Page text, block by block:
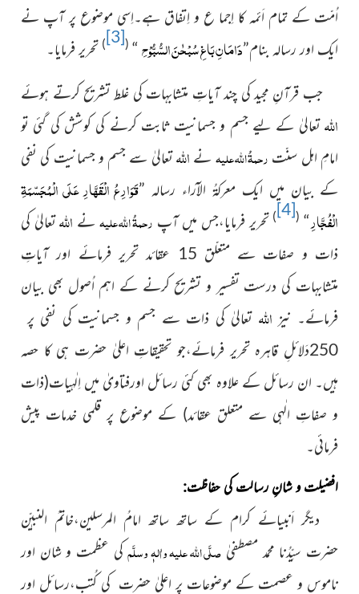
اُمّت کے تمام اَئمہ کا اِجما ع و اِتفاق ہے۔اِسی موضوع پر آپ نے
ایک اور رسالہ بنام”دَامَانِ بَاغِ سُبْحٰنَ السُّبُّوْحِ“
(
[3]
) تحریر فرمایا۔
جب قرآنِ مجید کی چند آیاتِ متشابہات کی غلط تشریح کرتے ہوئے
اللہتعالیٰ کے لیے جسم و جسمانیت ثابت کرنے کی کوشش کی گئی تو
امامِ اہل سنّت رحمۃُ اللہ علیہنے اللہتعالیٰ سے جسم و جسمانیت کی نفی
کے بیان میں ایک معرکۃُ الآراء رسالہ ”قَوَارِعُ الْقَھَّارِ عَلَی الْمُجَسّمَةِ
الْفُجَّارِ“
(
[4]
) تحریر فرمایا،جس میں آپ رحمۃُ اللہ علیہنے اللہتعالیٰ کی
ذات و صفات سے متعلّق 15 عقائد تحریر فرمائے اور آیاتِ
متشابہات کی درست تفسیر و تشریح کرنے کے اہم اُصول بھی بیان
فرمائے۔ نیز اللہ تعالیٰ کی ذات سے جسم و جسمانیت کی نفی پر
250دَلائلِ قاہرہ تحریر فرمائے،جو تحقیقاتِ اعلیٰ حضرت ہی کا حصہ
ہیں۔ ان رسائل کے علاوہ بھی کئی رسائل اورفتاویٰ میں اِلٰہیات(ذات
و صفاتِ الٰہی سے متعلق عقائد) کے موضوع پر قلمی خدمات پیش
فرمائی۔
افضیلت و شانِ رسالت کی حفاظت:
دیگر اَنبیائے کرام کے ساتھ ساتھ امامُ المرسلین،خاتمُ النبیّٖن
حضرت سیِّدُنا محمد مصطفیٰ صلَّی اللہ علیہ واٰلہٖ وسلَّمکی عظمت و شان اور
ناموس و عصمت کے موضوعات پر اعلیٰ حضرت کی کُتب،رسائل اور